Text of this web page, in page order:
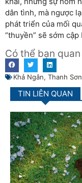
dân tình, mà ngược
phát triển của mối
“thuyền” sẽ sớm cập
Có thể bạn
Khả Ngân, Thanh Sơn
TIN LIÊN QUAN